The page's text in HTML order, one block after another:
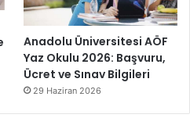
Anadolu Üniversitesi AÖF
Yaz Okulu 2026: Başvuru,
Ücret ve Sınav Bilgileri
29 Haziran 2026